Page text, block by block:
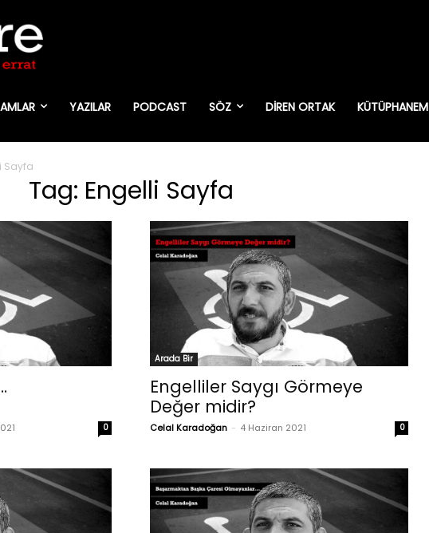
YAZILAR PODCAST SÖZ DIREN ORTAK KÜTÜPHANEM
Sayfa
Tag: Engelli Sayfa
0
Arada Bir
Engelliler Saygı Görmeye
Değer midir?
Celal Karadoğan - 4 Haziran 2021 0